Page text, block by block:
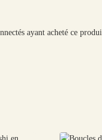
ayant acheté ce